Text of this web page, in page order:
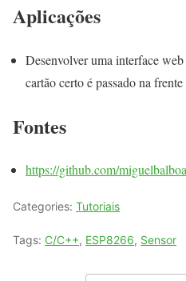
Aplicações
Desenvolver uma interface
cartão certo é passado na
Fontes
https://github.com/
Categories: Tutoriais
Tags: C/C++, ESP8266, Sensor